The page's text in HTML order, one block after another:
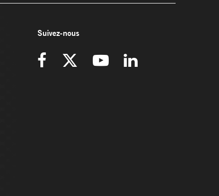
Suivez-nous